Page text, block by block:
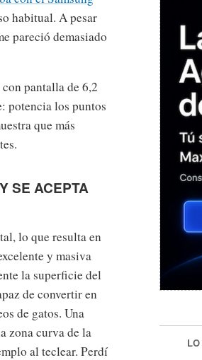
habitual. A pesar
pareció demasiado
pantalla de 6,2
potencia los puntos
que más
SE ACEPTA
lo que resulta en
y masiva
la superficie del
de convertir en
de gatos. Una
zona curva de la
al teclear. Perdí
LO